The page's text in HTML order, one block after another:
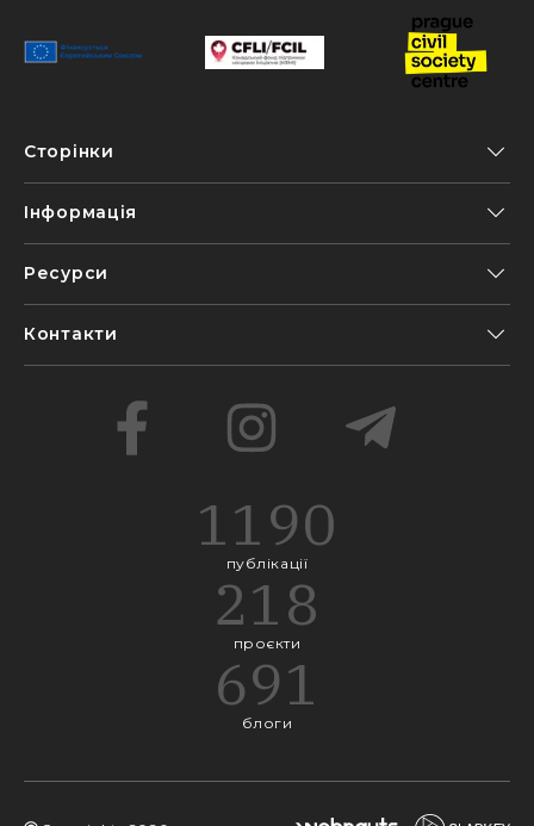
Сторінки
Інформація
Ресурси
Контакти
1190
публікації
218
проєкти
691
блоги